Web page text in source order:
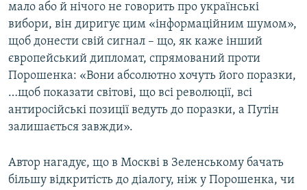
мало або й нічого не говорить про українські
вибори, він диригує цим «інформаційним шумом»,
щоб донести свій сигнал – що, як каже інший
європейський дипломат, спрямований проти
Порошенка: «Вони абсолютно хочуть його поразки,
…щоб показати світові, що всі революції, всі
антиросійські позиції ведуть до поразки, а Путін
залишається завжди».
Автор нагадує, що в Москві в Зеленському бачать
більшу відкритість до діалогу, ніж у Порошенка, чи